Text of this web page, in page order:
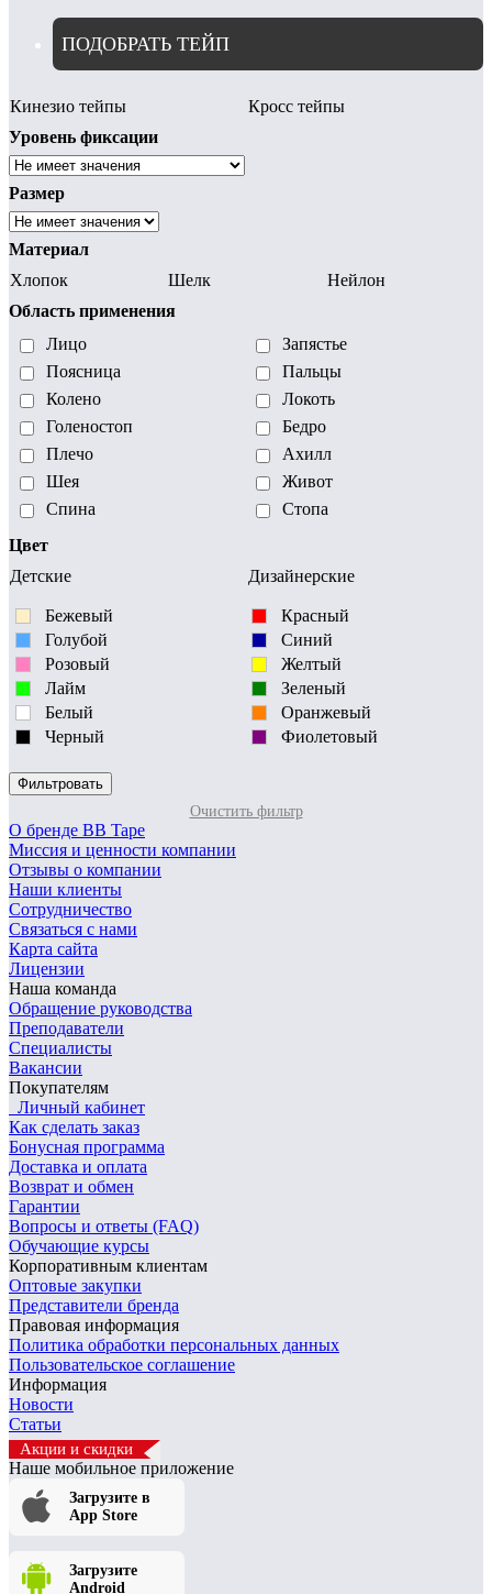
ПОДОБРАТЬ ТЕЙП
Кинезио тейпы
Кросс тейпы
Уровень фиксации
Размер
Материал
Хлопок
Шелк
Нейлон
Область применения
Лицо
Поясница
Колено
Голеностоп
Плечо
Шея
Спина
Запястье
Пальцы
Локоть
Бедро
Ахилл
Живот
Стопа
Цвет
Детские
Дизайнерские
Бежевый
Голубой
Розовый
Лайм
Белый
Черный
Красный
Синий
Желтый
Зеленый
Оранжевый
Фиолетовый
Очистить фильтр
О бренде BB Tape
Миссия и ценности компании
Отзывы о компании
Наши клиенты
Сотрудничество
Связаться с нами
Карта сайта
Лицензии
Наша команда
Обращение руководства
Преподаватели
Специалисты
Вакансии
Покупателям
Личный кабинет
Как сделать заказ
Бонусная программа
Доставка и оплата
Возврат и обмен
Гарантии
Вопросы и ответы (FAQ)
Обучающие курсы
Корпоративным клиентам
Оптовые закупки
Представители бренда
Правовая информация
Политика обработки персональных данных
Пользовательское соглашение
Информация
Новости
Статьи
Акции и скидки
Наше мобильное приложение
Загрузите в
App Store
Загрузите
Android